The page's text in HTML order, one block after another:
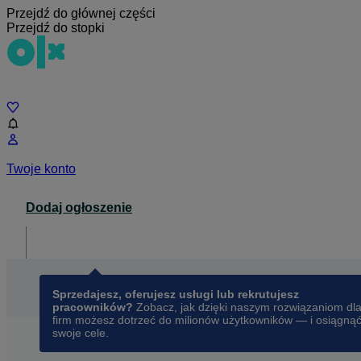
Przejdź do głównej części
Przejdź do stopki
Twoje konto
Dodaj ogłoszenie
Sprzedajesz, oferujesz usługi lub rekrutujesz
pracowników? Zobacz, jak dzięki naszym rozwiązaniom dla
firm możesz dotrzeć do milionów użytkowników — i osiągnąć
swoje cele.